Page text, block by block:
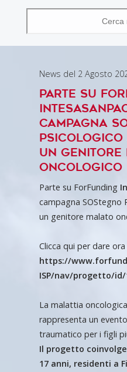
News del 2 Agosto
Parte su
campagna
Psicologico
un genitore
oncologico
Parte su ForFunding
campagna SOStegno
un genitore malato
Clicca qui per dare
https://
ISP/nav/progetto/id/
La malattia
rappresenta un
traumatico per i figli
Il progetto
17 anni, residenti a